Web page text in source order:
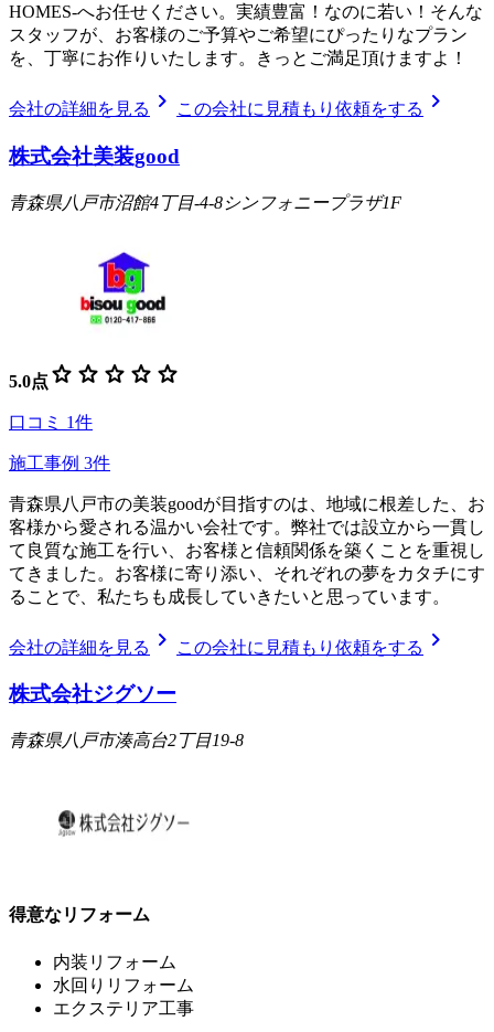
HOMES‐へお任せください。実績豊富！なのに若い！そんな
スタッフが、お客様のご予算やご希望にぴったりなプラン
を、丁寧にお作りいたします。きっとご満足頂けますよ！
会社の詳細を見る chevron_right この会社に見積もり依頼をする chevron_right
株式会社美装good
青森県八戸市沼館4丁目-4-8シンフォニープラザ1F
5.0点 star star star star star
口コミ 1件
施工事例 3件
青森県八戸市の美装goodが目指すのは、地域に根差した、お
客様から愛される温かい会社です。弊社では設立から一貫し
て良質な施工を行い、お客様と信頼関係を築くことを重視し
てきました。お客様に寄り添い、それぞれの夢をカタチにす
ることで、私たちも成長していきたいと思っています。
会社の詳細を見る chevron_right この会社に見積もり依頼をする chevron_right
株式会社ジグソー
青森県八戸市湊高台2丁目19-8
得意なリフォーム
内装リフォーム
水回りリフォーム
エクステリア工事